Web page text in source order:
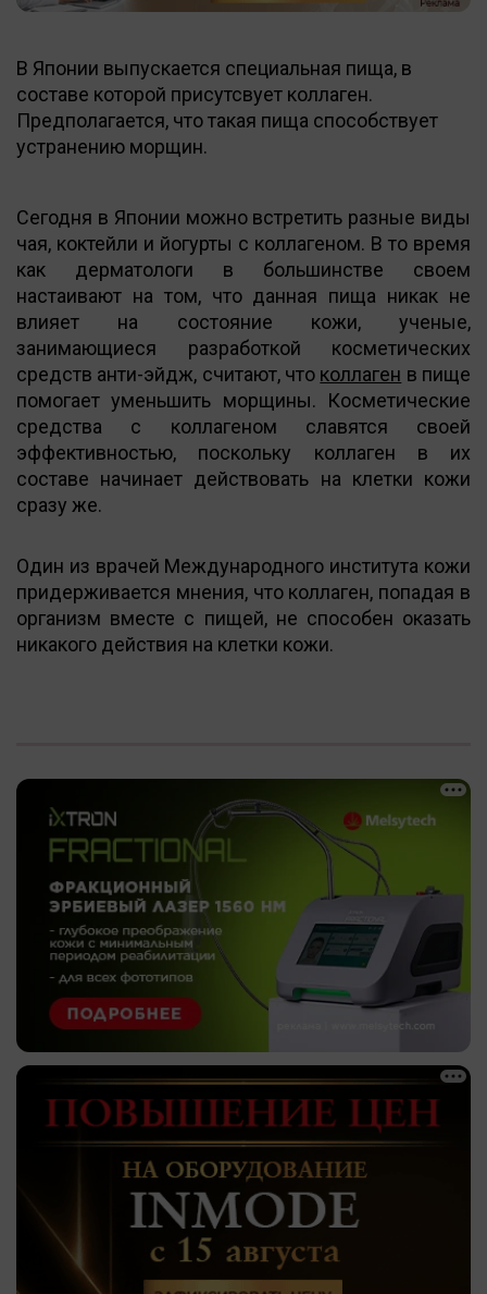
В Японии выпускается специальная пища, в
составе которой присутсвует коллаген.
Предполагается, что такая пища способствует
устранению морщин.
Сегодня в Японии можно встретить разные виды
чая, коктейли и йогурты с коллагеном. В то время
как дерматологи в большинстве своем
настаивают на том, что данная пища никак не
влияет на состояние кожи, ученые,
занимающиеся разработкой косметических
средств анти-эйдж, считают, что коллаген в пище
помогает уменьшить морщины. Косметические
средства с коллагеном славятся своей
эффективностью, поскольку коллаген в их
составе начинает действовать на клетки кожи
сразу же.
Один из врачей Международного института кожи
придерживается мнения, что коллаген, попадая в
организм вместе с пищей, не способен оказать
никакого действия на клетки кожи.